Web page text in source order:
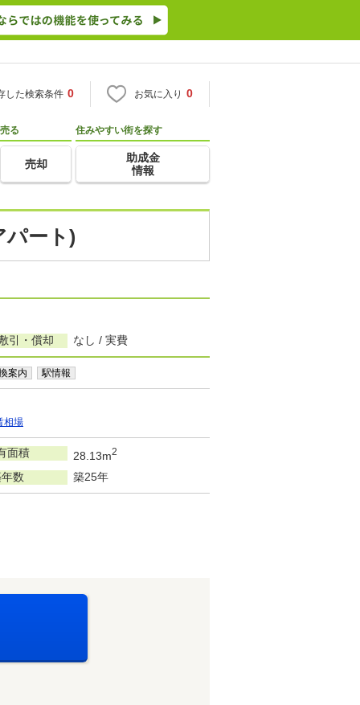
した検索条件 0 お気に入り 0
売る
売却
住みやすい街を探す
助成金
情報
パート)
引・償却 なし / 実費
案内 駅情報
相場
面積 28.13m2
数 築25年